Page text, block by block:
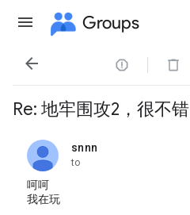
Groups

Re: 地牢围攻2，很不错
snnn
unread,
to
呵呵
我在玩